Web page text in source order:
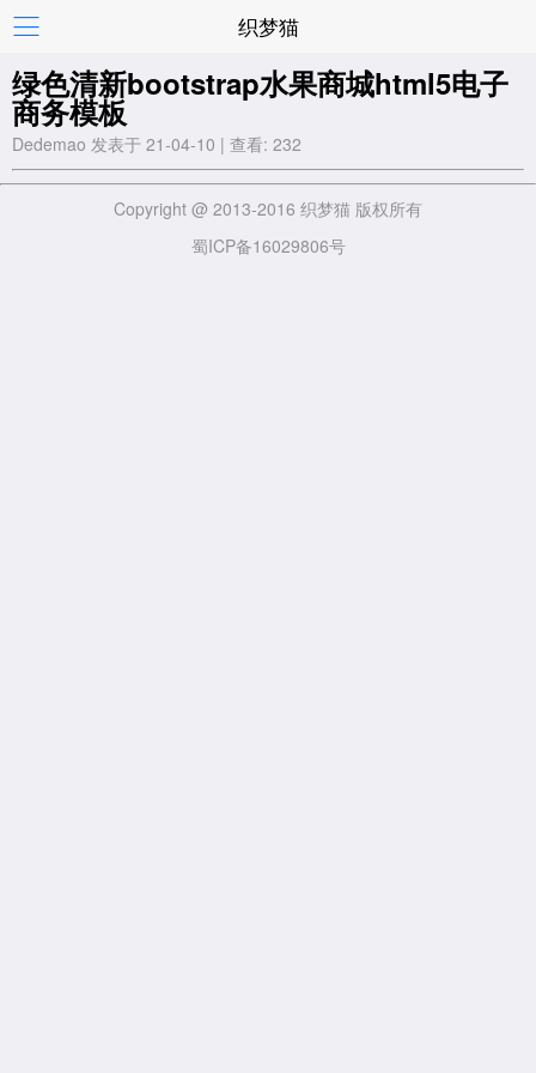
织梦猫
绿色清新bootstrap水果商城html5电子
商务模板
Dedemao 发表于 21-04-10 | 查看: 232
Copyright @ 2013-2016 织梦猫 版权所有
蜀ICP备16029806号